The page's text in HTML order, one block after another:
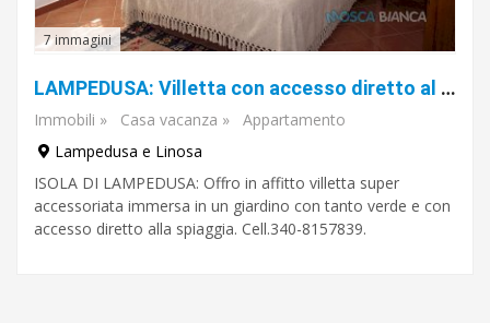
7 immagini
LAMPEDUSA: Villetta con accesso diretto al mare.
Immobili » Casa vacanza »
Appartamento
Lampedusa e Linosa
ISOLA DI LAMPEDUSA: Offro in affitto villetta super
accessoriata immersa in un giardino con tanto verde e con
accesso diretto alla spiaggia. Cell.340-8157839.